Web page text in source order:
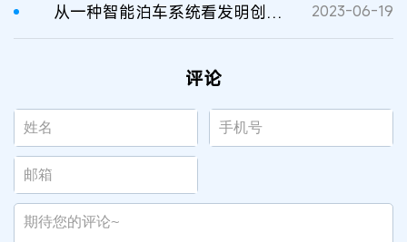
从一种智能泊车系统看发明创造性的认定 2023-06-19
评论